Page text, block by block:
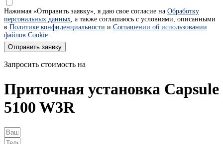
Нажимая «Отправить заявку», я даю свое согласие на Обработку
персональных данных, а также соглашаюсь с условиями, описанными
в Политике конфиденциальности и Соглашении об использовании
файлов Cookie.
Отправить заявку
Запросить стоимость на
Приточная установка Capsule
5100 W3R